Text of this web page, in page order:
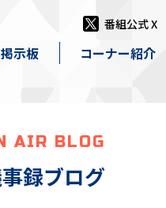
番組公式 X
示板 コーナー紹介
AIR BLOG
録ブログ